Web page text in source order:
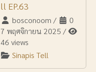
ll EP.63
bosconoom /
0
7 พฤศจิกายน 2025 /
46 views
Sinapis Tell